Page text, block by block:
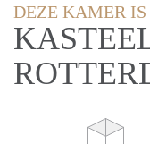
DEZE KAMER